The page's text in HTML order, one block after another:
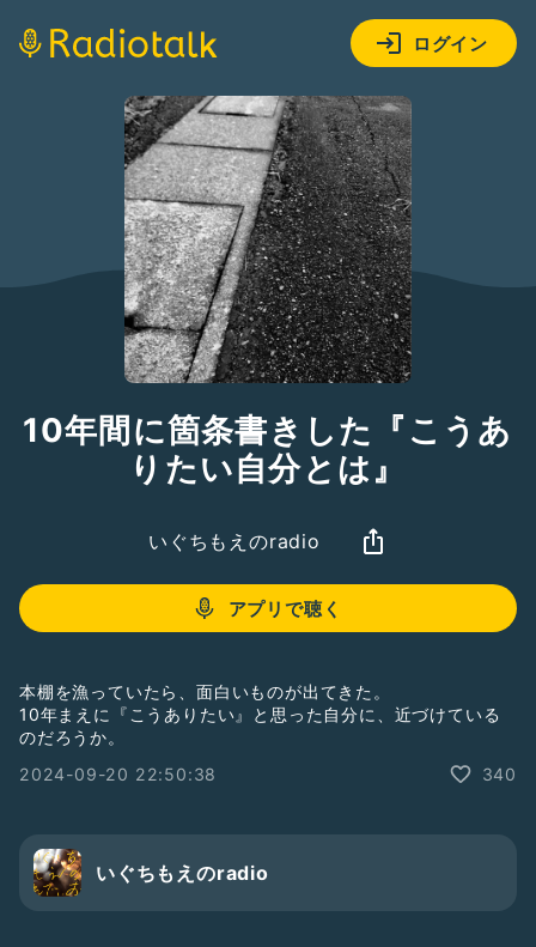
ログイン
10年間に箇条書きした『こうあ
りたい自分とは』
いぐちもえのradio
アプリで聴く
本棚を漁っていたら、面白いものが出てきた。
10年まえに『こうありたい』と思った自分に、近づけている
のだろうか。
2024-09-20 22:50:38
340
いぐちもえのradio